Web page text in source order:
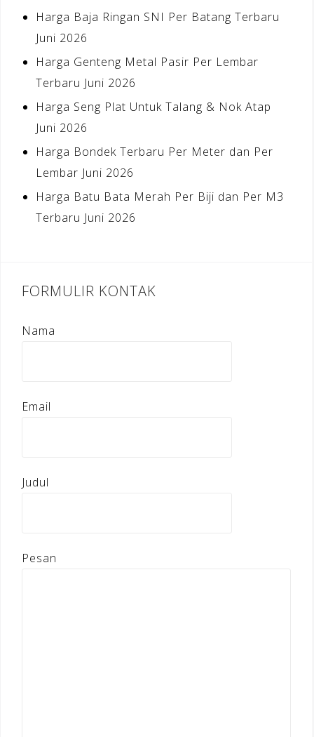
Harga Baja Ringan SNI Per Batang Terbaru
Juni 2026
Harga Genteng Metal Pasir Per Lembar
Terbaru Juni 2026
Harga Seng Plat Untuk Talang & Nok Atap
Juni 2026
Harga Bondek Terbaru Per Meter dan Per
Lembar Juni 2026
Harga Batu Bata Merah Per Biji dan Per M3
Terbaru Juni 2026
FORMULIR KONTAK
Nama
Email
Judul
Pesan